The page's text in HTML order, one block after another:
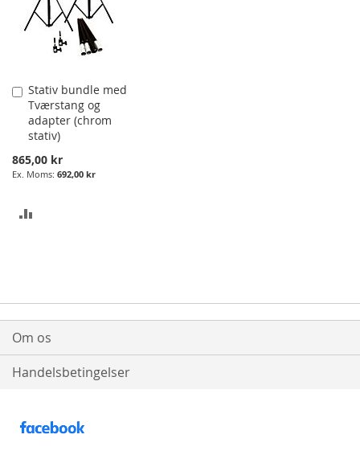
Stativ bundle med
Tværstang og
adapter (chrom
stativ)
865,00 kr
692,00 kr
Læg
i
Kurv
Om os
Handelsbetingelser